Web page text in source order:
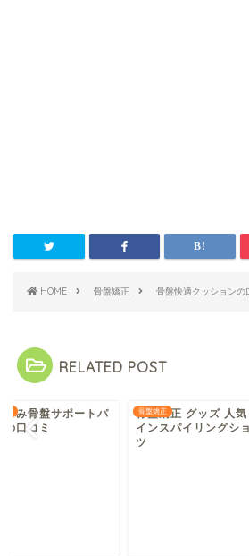
HOME 骨盤矯正 骨盤快適クッションの
RELATED POST
すみ骨盤サポートパ
の口コミ
骨盤矯正
骨盤矯正 グッズ 人
インスパイリングシ
ツ